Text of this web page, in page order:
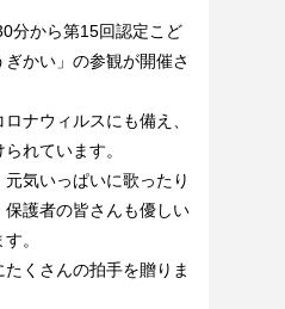
分から第15回認定こど
かい」の参観が開催さ
ナウィルスにも備え、
れています。
気いっぱいに歌ったり
護者の皆さんも優しい
。
くさんの拍手を贈りま